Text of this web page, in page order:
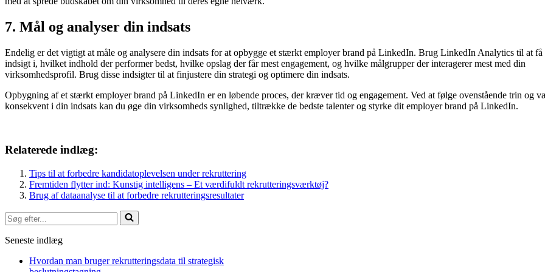
7. Mål og analyser din indsats
Endelig er det vigtigt at måle og analysere din indsats for at opbygge et stærkt employer brand på LinkedIn. Brug LinkedIn Analytics til at få
indsigt i, hvilket indhold der performer bedst, hvilke opslag der får mest engagement, og hvilke målgrupper der interagerer mest med din
virksomhedsprofil. Brug disse indsigter til at finjustere din strategi og optimere din indsats.
Opbygning af et stærkt employer brand på LinkedIn er en løbende proces, der kræver tid og engagement. Ved at følge ovenstående trin og
konsekvent i din indsats kan du øge din virksomheds synlighed, tiltrække de bedste talenter og styrke dit employer brand på LinkedIn.
Relaterede indlæg:
Tips til at forbedre kandidatoplevelsen under rekruttering
Fremtiden flytter ind: Kunstig intelligens – Et værdifuldt rekrutteringsværktøj?
Brug af dataanalyse til at forbedre rekrutteringsresultater
Søg
efter...
Seneste indlæg
Hvordan man bruger rekrutteringsdata til strategisk